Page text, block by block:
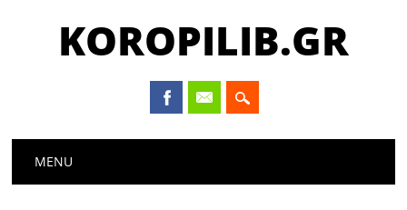
KOROPILIB.GR
Main menu
MENU